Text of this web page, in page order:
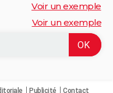
Voir un exemple
Voir un exemple
Publicité Contact